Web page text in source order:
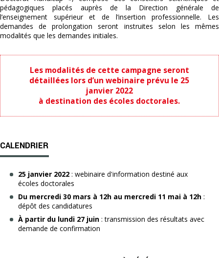
pédagogiques placés auprès de la Direction générale de
l’enseignement supérieur et de l’insertion professionnelle. Les
demandes de prolongation seront instruites selon les mêmes
modalités que les demandes initiales.
Les modalités de cette campagne seront
détaillées lors d’un webinaire prévu le 25
janvier 2022
à destination des écoles doctorales.
CALENDRIER
25 janvier 2022 : webinaire d'information destiné aux
écoles doctorales
Du mercredi 30 mars à 12h au mercredi 11 mai à 12h :
dépôt des candidatures
À partir du lundi 27 juin : transmission des résultats avec
demande de confirmation